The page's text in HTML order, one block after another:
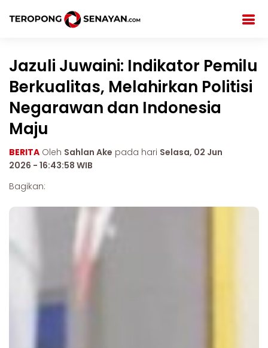
Jazuli Juwaini: Indikator Pemilu
Berkualitas, Melahirkan Politisi
Negarawan dan Indonesia
Maju
BERITA Oleh Sahlan Ake pada hari Selasa, 02 Jun
2026 - 16:43:58 WIB
Bagikan: